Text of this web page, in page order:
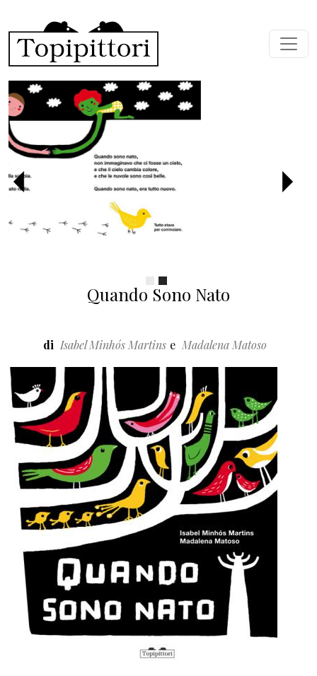
Precedente
Quando Sono Nato
di Isabel Minhós Martins Madalena Matoso